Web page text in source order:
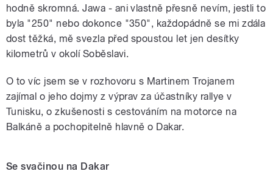
hodně skromná. Jawa - ani vlastně přesně nevím, jestli to
byla "250" nebo dokonce "350", každopádně se mi zdála
dost těžká, mě svezla před spoustou let jen desítky
kilometrů v okolí Soběslavi.
O to víc jsem se v rozhovoru s Martinem Trojanem
zajímal o jeho dojmy z výprav za účastníky rallye v
Tunisku, o zkušenosti s cestováním na motorce na
Balkáně a pochopitelně hlavně o Dakar.
Se svačinou na Dakar